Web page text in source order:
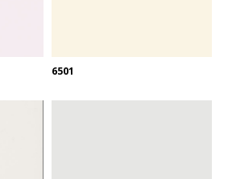
6501